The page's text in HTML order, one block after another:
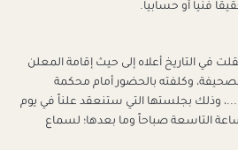
فنياً أو حسابياً.
في التاريخ أعلاه إلى حيث إقامة المعلن
وكلفته بالحضور أمام محكمة
وذلك بجلستها التي ستنعقد علناً في يوم
التاسعة صباحاً وما بعدها؛ لسماع